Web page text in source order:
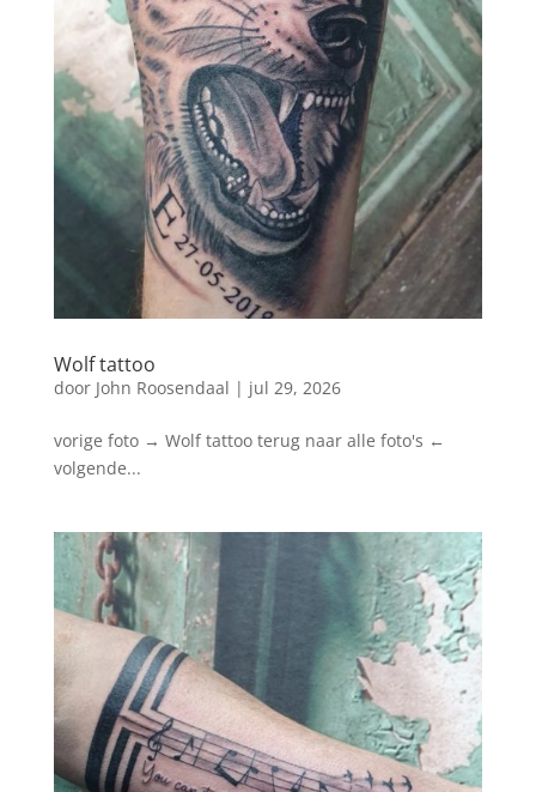
Wolf tattoo
door John Roosendaal | jul 29, 2026
vorige foto → Wolf tattoo terug naar alle foto's ←
volgende...